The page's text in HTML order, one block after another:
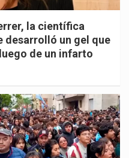
la científica
desarrolló un gel que
de un infarto